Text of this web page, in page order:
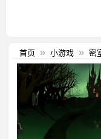
首页 » 小游戏 » 密